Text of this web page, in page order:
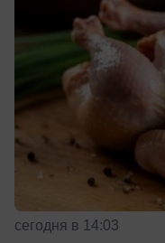
сегодня в 14:03